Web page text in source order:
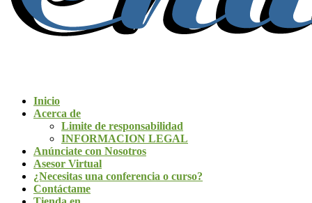
Inicio
Acerca de
Limite de responsabilidad
INFORMACION LEGAL
Anúnciate con Nosotros
Asesor Virtual
¿Necesitas una conferencia o curso?
Contáctame